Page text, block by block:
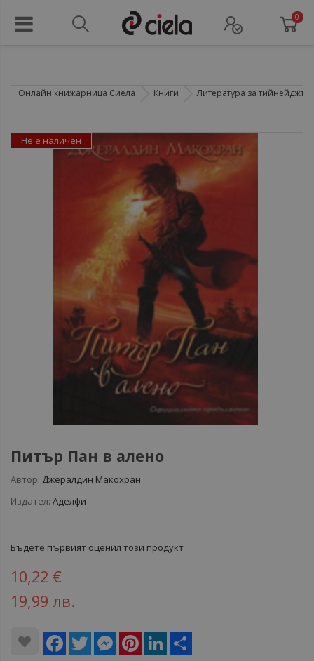
0
Онлайн книжарница Сиела Книги Литература за
Питър Пан в алено
Автор: Джералдин Макохран
Издател: Аделфи
Бъдете първият оценил този продукт
10,22 €
19,99 лв.
Facebook
Twitter MessengerPinterestLinkedIn
Не е наличен